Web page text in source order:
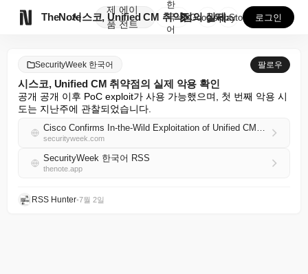
TheNote
제
품
에이
전트
시스코, Unified CM 취약점의 실제 악용 확인
한
국
어
GooglePlay
AppStore 로그인
SecurityWeek 한국어 팔로우
시스코, Unified CM 취약점의 실제 악용 확인
공개 공개 이후 PoC exploit가 사용 가능했으며, 첫 번째 악용 시
도는 지난주에 관찰되었습니다.
Cisco Confirms In-the-Wild Exploitation of Unified CM Vulnerability
securityweek.com
SecurityWeek 한국어 RSS
thenote.app
RSS Hunter•7월 2일